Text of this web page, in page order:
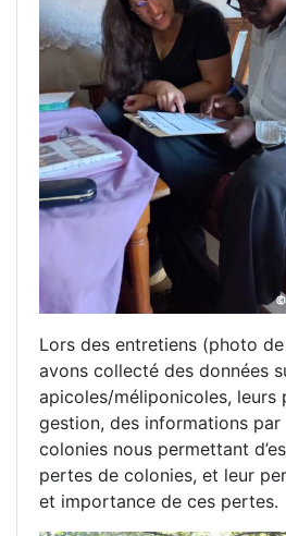
Lors des entretiens (photo
avons collecté des données
apicoles/méliponicoles, leurs
gestion, des informations
colonies nous permettant
pertes de colonies, et leur
et importance de ces pertes.